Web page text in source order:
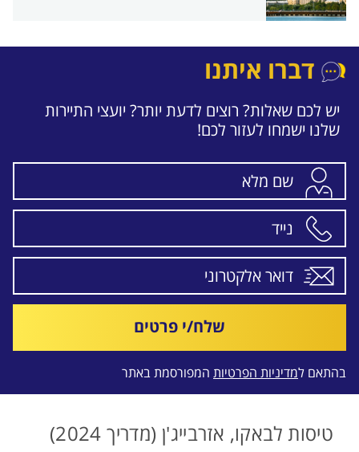
דברו איתנו
יש לכם שאלות? רוצים לדעת יותר? יועצי התיירות
שלנו ישמחו לעזור לכם!
שלח/י פרטים
בהתאם למדיניות הפרטיות המפורסמת באתר
טיסות לבאקו, אזרבייג'ן (מדריך 2024)